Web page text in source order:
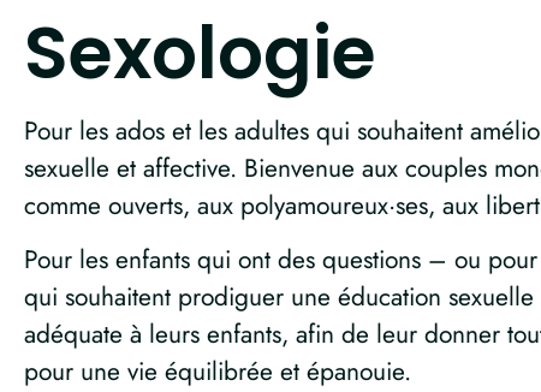
Sexologie
Pour les ados et les adultes qui souhaitent
sexuelle et affective. Bienvenue aux couples
comme ouverts, aux polyamoureux·ses, aux
Pour les enfants qui ont des questions – ou
qui souhaitent prodiguer une éducation sexuelle
adéquate à leurs enfants, afin de leur donner
pour une vie équilibrée et épanouie.